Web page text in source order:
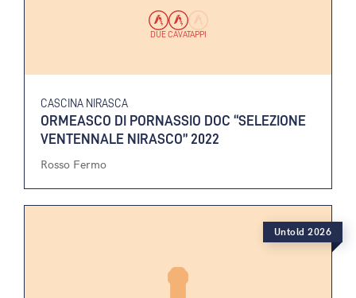
DUE CAVATAPPI
CASCINA NIRASCA
ORMEASCO DI PORNASSIO DOC “SELEZIONE
VENTENNALE NIRASCO” 2022
Rosso Fermo
Untold 2026